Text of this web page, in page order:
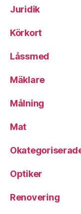
Juridik
Körkort
Låssmed
Mäklare
Målning
Mat
Optiker
Renovering